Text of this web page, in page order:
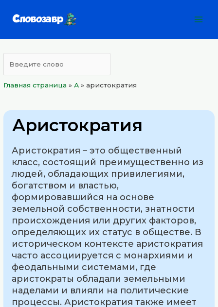
Главная страница »А »аристократия
Аристократия
Аристократия – это общественный
класс, состоящий преимущественно из
людей, обладающих привилегиями,
богатством и властью,
формировавшийся на основе
земельной собственности, знатности
происхождения или других факторов,
определяющих их статус в обществе. В
историческом контексте аристократия
часто ассоциируется с монархиями и
феодальными системами, где
аристократы обладали земельными
наделами и влияли на политические
процессы. Аристократия также имеет